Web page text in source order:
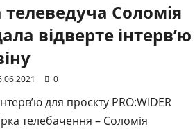
телеведуча Соломія
відверте інтерв’ю
0
для проєкту PRO:WIDER
телебачення – Соломія